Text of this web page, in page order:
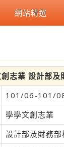
網站精選
志業 設計部及
101/06-101/
學學文創志業
設計部及財務部